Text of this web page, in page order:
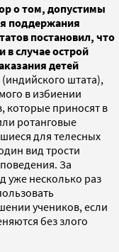
о том, допустимы
поддержания
постановил, что
в случае острой
детей
штата),
в избиении
которые приносят в
ротанговые
для телесных
вид трости
За
уже несколько раз
учеников, если
без злого